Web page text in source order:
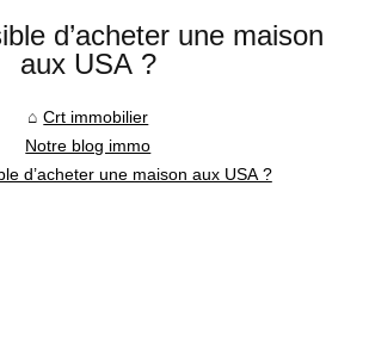
d’acheter une maison
aux USA ?
Crt immobilier
Notre blog immo
d’acheter une maison aux USA ?